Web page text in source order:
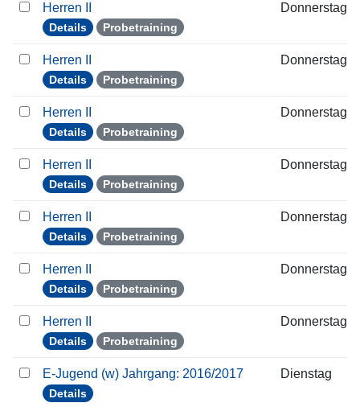
Herren II
Details Probetraining
Donnerstag
Herren II
Details Probetraining
Donnerstag
Herren II
Details Probetraining
Donnerstag
Herren II
Details Probetraining
Donnerstag
Herren II
Details Probetraining
Donnerstag
Herren II
Details Probetraining
Donnerstag
Herren II
Details Probetraining
Donnerstag
E-Jugend (w) Jahrgang: 2016/2017
Details
Dienstag